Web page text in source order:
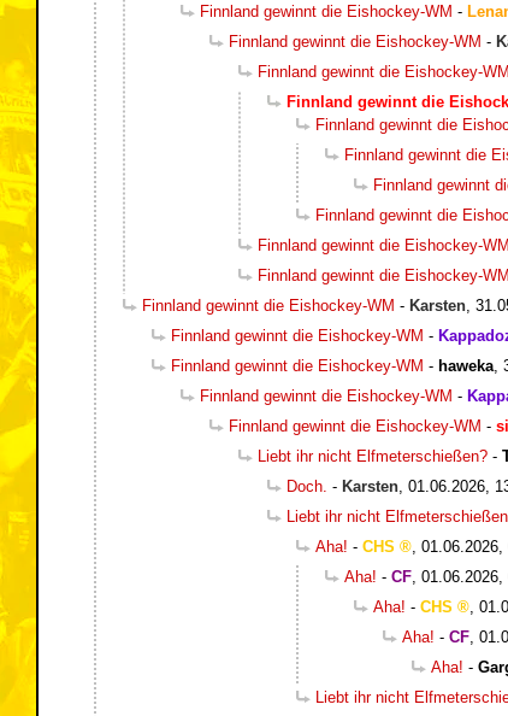
Finnland gewinnt die Eishockey-WM -
Finnland gewinnt die Eishockey-WM -
Finnland gewinnt die Eishockey-WM
Finnland gewinnt die
Finnland gewinnt die
Finnland gewinnt die
Finnland gewinnt
Finnland gewinnt die
Finnland gewinnt die Eishockey-WM
Finnland gewinnt die Eishockey-WM
Finnland gewinnt die Eishockey-WM - Karsten
Finnland gewinnt die Eishockey-WM -
Finnland gewinnt die Eishockey-WM - haweka
Finnland gewinnt die Eishockey-WM -
Finnland gewinnt die Eishockey-WM -
Liebt ihr nicht Elfmeterschießen? -
Doch. - Karsten 01.06.2026,
Liebt ihr nicht
Aha! - CHS
01.06.2026,
Aha! - CF 01.06.2026,
Aha! - CHS
Aha! - CF
Aha! -
Liebt ihr nicht